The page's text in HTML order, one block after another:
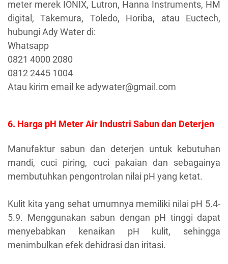
meter merek IONIX, Lutron, Hanna Instruments, HM
digital, Takemura, Toledo, Horiba, atau Euctech,
hubungi Ady Water di:
Whatsapp
0821 4000 2080
0812 2445 1004
Atau kirim email ke adywater@gmail.com
6. Harga pH Meter Air Industri Sabun dan Deterjen
Manufaktur sabun dan deterjen untuk kebutuhan
mandi, cuci piring, cuci pakaian dan sebagainya
membutuhkan pengontrolan nilai pH yang ketat.
Kulit kita yang sehat umumnya memiliki nilai pH 5.4-
5.9. Menggunakan sabun dengan pH tinggi dapat
menyebabkan kenaikan pH kulit, sehingga
menimbulkan efek dehidrasi dan iritasi.